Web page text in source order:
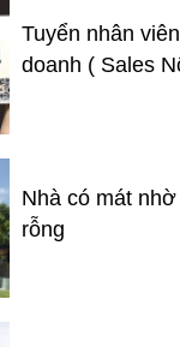
Tuyển nhân
doanh ( Sales
Nhà có mát
rỗng